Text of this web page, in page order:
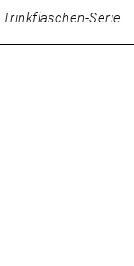
Serie.